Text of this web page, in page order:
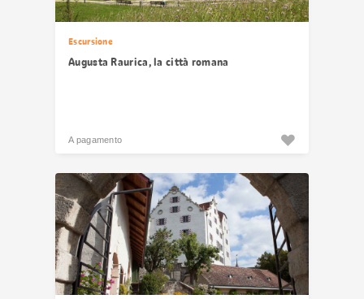
Escursione
Augusta Raurica, la città romana
A pagamento